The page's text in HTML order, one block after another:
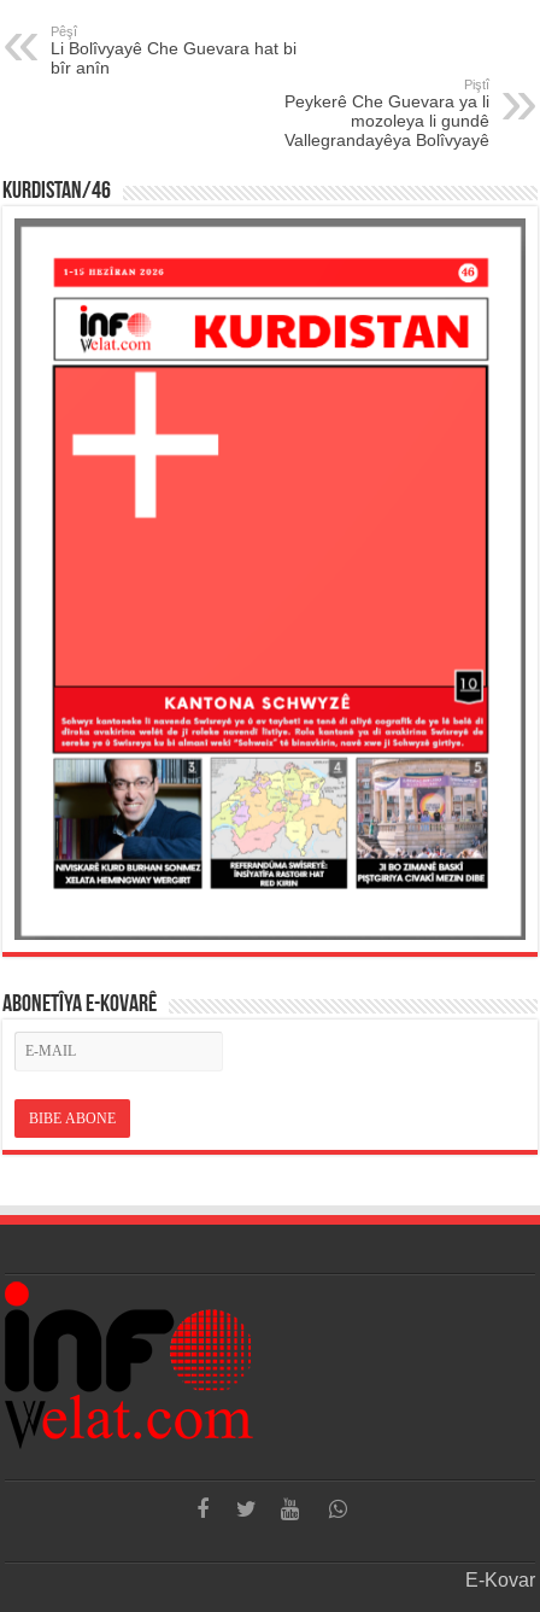
Pêşî
Li Bolîvyayê Che Guevara hat bi
bîr anîn
Piştî
Peykerê Che Guevara ya li
mozoleya li gundê
Vallegrandayêya Bolîvyayê
KURDISTAN/46
ABONETÎYA E-KOVARÊ
E-Kovar